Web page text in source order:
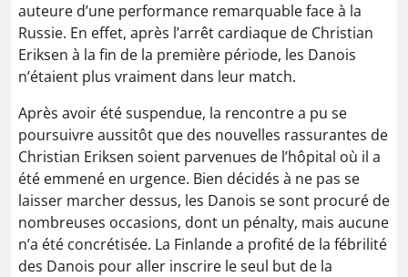
auteure d’une performance remarquable face à la
Russie. En effet, après l’arrêt cardiaque de Christian
Eriksen à la fin de la première période, les Danois
n’étaient plus vraiment dans leur match.
Après avoir été suspendue, la rencontre a pu se
poursuivre aussitôt que des nouvelles rassurantes de
Christian Eriksen soient parvenues de l’hôpital où il a
été emmené en urgence. Bien décidés à ne pas se
laisser marcher dessus, les Danois se sont procuré de
nombreuses occasions, dont un pénalty, mais aucune
n’a été concrétisée. La Finlande a profité de la fébrilité
des Danois pour aller inscrire le seul but de la